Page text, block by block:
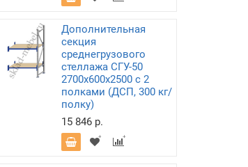
Дополнительная
секция
среднегрузового
стеллажа СГУ-50
2700х600х2500 с 2
полками (ДСП, 300 кг/
полку)
15 846 р.